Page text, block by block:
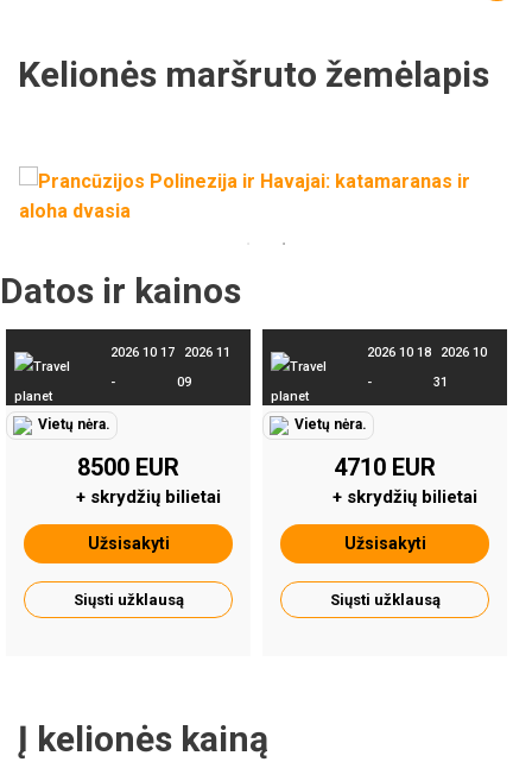
Kelionės maršruto žemėlapis
Datos ir kainos
2026 10 17
-
2026 11
09
Vietų nėra.
8500 EUR
+ skrydžių bilietai
Užsisakyti
Siųsti užklausą
2026 10 18
-
2026 10
31
Vietų nėra.
4710 EUR
+ skrydžių bilietai
Užsisakyti
Siųsti užklausą
Į kelionės kainą